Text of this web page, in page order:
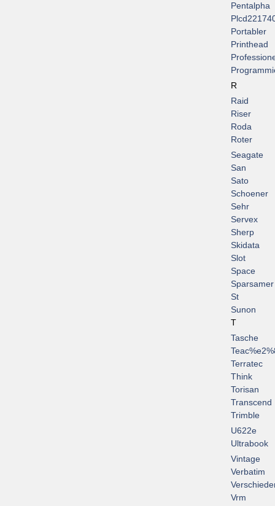
Pentalpha
Portabler
Printhead
R
Raid
Riser
Roda
Roter
Seagate
San
Sato
Schoener
Sehr
Servex
Sherp
Skidata
Slot
Space
Sparsamer
St
Sunon
T
Tasche
Terratec
Think
Torisan
Transcend
Trimble
U622e
Ultrabook
Vintage
Verbatim
Vrm